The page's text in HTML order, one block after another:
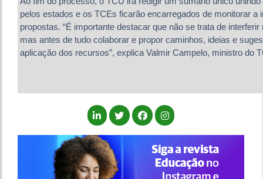
pelos estados e os TCEs ficarão encarregados de monitorar a
propostas. “É importante destacar que não se trata de
mas antes de tudo colaborar e propor caminhos, ideias e
aplicação dos recursos”, explica Valmir Campelo, ministro do